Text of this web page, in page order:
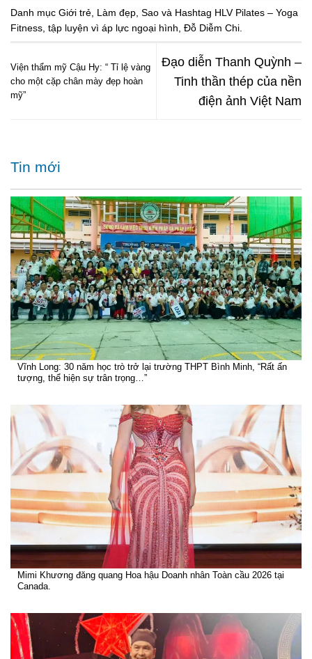
Danh mục Giới trẻ Làm đẹp Sao và Hashtag HLV Pilates – Yoga
Fitness tập luyện vì áp lực ngoại hình Đỗ Diễm Chi
Viện thẩm mỹ Cậu Hy: “ Tỉ lệ vàng
cho một cặp chân mày đẹp hoàn
mỹ”
Đạo diễn Thanh Quỳnh –
Tinh thần thép của nền
điện ảnh Việt Nam
Tin mới
Vĩnh Long: 30 năm học trò trở lại trường THPT Bình Minh, “Rất ấn
tượng, thể hiện sự trân trọng…”
Mimi Khương đăng quang Hoa hậu Doanh nhân Toàn cầu 2026 tại
Canada.